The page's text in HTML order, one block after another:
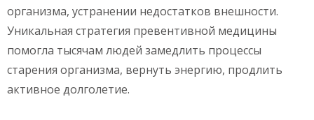
организма, устранении недостатков внешности.
Уникальная стратегия превентивной медицины
помогла тысячам людей замедлить процессы
старения организма, вернуть энергию, продлить
активное долголетие.